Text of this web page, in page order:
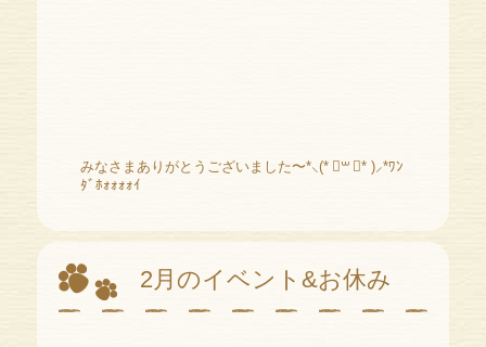
みなさまありがとうございました〜*⸜(* ॑꒳ ॑* )⸝*ﾜﾝ
ﾀﾞﾎｫｫｫｫｲ
2月のイベント&お休み